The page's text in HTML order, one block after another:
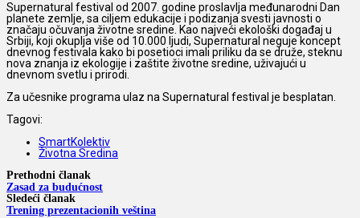
Supernatural festival od 2007. godine proslavlja međunarodni Dan
planete zemlje, sa ciljem edukacije i podizanja svesti javnosti o
značaju očuvanja životne sredine. Kao najveći ekološki događaj u
Srbiji, koji okuplja više od 10.000 ljudi, Supernatural neguje koncept
dnevnog festivala kako bi posetioci imali priliku da se druže, steknu
nova znanja iz ekologije i zaštite životne sredine, uživajući u
dnevnom svetlu i prirodi.
Za učesnike programa ulaz na Supernatural festival je besplatan.
Tagovi:
SmartKolektiv
Životna Sredina
Prethodni članak
Zasad za budućnost
Sledeći članak
Trening prezentacionih veština